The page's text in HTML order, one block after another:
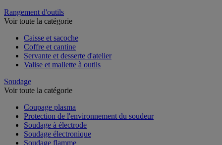
Rangement d'outils
Voir toute la catégorie
Caisse et sacoche
Coffre et cantine
Servante et desserte d'atelier
Valise et mallette à outils
Soudage
Voir toute la catégorie
Coupage plasma
Protection de l'environnement du soudeur
Soudage à électrode
Soudage électronique
Soudage flamme